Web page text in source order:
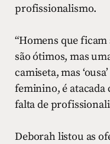
profissionalismo.
“Homens que ficam
são ótimos, mas
camiseta, mas
feminino, é atacada
falta de
Deborah listou as